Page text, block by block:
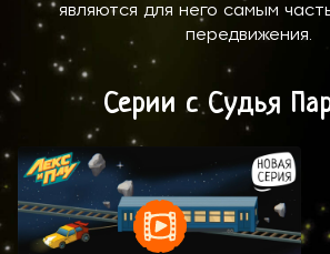
являются для него самым
передвижения.
Серии с Судья